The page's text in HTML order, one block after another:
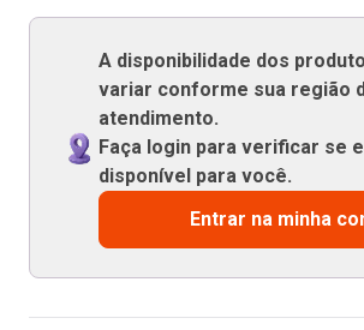
A disponibilidade dos
variar conforme sua região
atendimento.
Faça login para verificar se
disponível para você.
Entrar na minha